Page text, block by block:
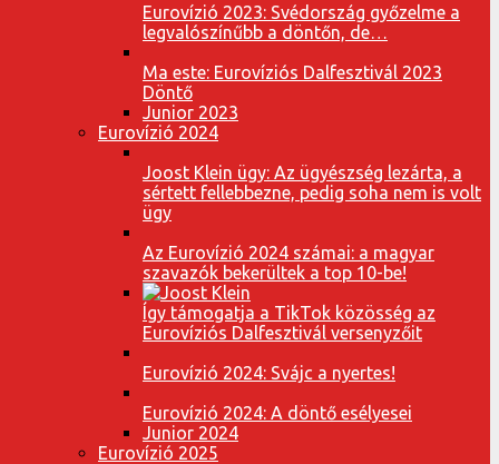
Eurovízió 2023: Svédország győzelme a
legvalószínűbb a döntőn, de…
Ma este: Eurovíziós Dalfesztivál 2023
Döntő
Junior 2023
Eurovízió 2024
Joost Klein ügy: Az ügyészség lezárta, a
sértett fellebbezne, pedig soha nem is volt
ügy
Az Eurovízió 2024 számai: a magyar
szavazók bekerültek a top 10-be!
Így támogatja a TikTok közösség az
Eurovíziós Dalfesztivál versenyzőit
Eurovízió 2024: Svájc a nyertes!
Eurovízió 2024: A döntő esélyesei
Junior 2024
Eurovízió 2025